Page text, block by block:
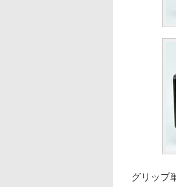
グリップ